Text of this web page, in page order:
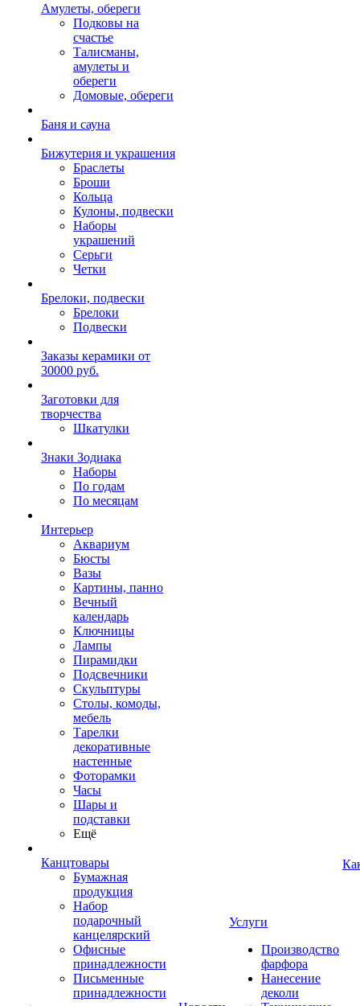
Амулеты, обереги
Подковы на
счастье
Талисманы,
амулеты и
обереги
Домовые, обереги
Баня и сауна
Бижутерия и украшения
Браслеты
Броши
Кольца
Кулоны, подвески
Наборы
украшений
Серьги
Четки
Брелоки, подвески
Брелоки
Подвески
Заказы керамики от
30000 руб.
Заготовки для
творчества
Шкатулки
Знаки Зодиака
Наборы
По годам
По месяцам
Интерьер
Аквариум
Бюсты
Вазы
Картины, панно
Вечный
календарь
Ключницы
Лампы
Пирамидки
Подсвечники
Скульптуры
Столы, комоды,
мебель
Тарелки
декоративные
настенные
Фоторамки
Часы
Шары и
подставки
Ещё
Канцтовары
Бумажная
продукция
Набор
подарочный
канцелярский
Офисные
принадлежности
Письменные
принадлежности
Услуги
Производство
фарфора
Нанесение
деколи